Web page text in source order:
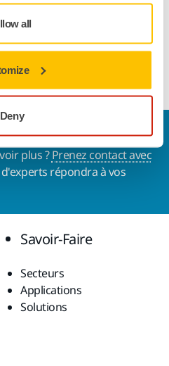
all
Deny
les commandes
plus
plus ?Prenez contact avec
répondra à vos
Savoir-Faire
Secteurs
Applications
Solutions